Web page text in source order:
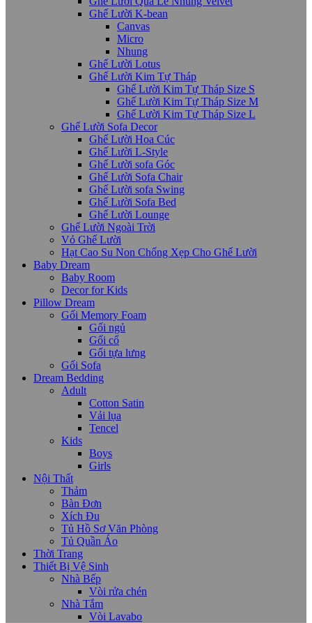
Ghế Lười K-bean
Canvas
Micro
Nhung
Ghế Lười Lotus
Ghế Lười Kim Tự Tháp
Ghế Lười Kim Tự Tháp Size S
Ghế Lười Kim Tự Tháp Size M
Ghế Lười Kim Tự Tháp Size L
Ghế Lười Sofa Decor
Ghế Lười Hoa Cúc
Ghế Lười L-Style
Ghế Lười sofa Góc
Ghế Lười Sofa Chair
Ghế Lười sofa Swing
Ghế Lười Sofa Bed
Ghế Lười Lounge
Ghế Lười Ngoài Trời
Vỏ Ghế Lười
Hạt Cao Su Non Chống Xẹp Cho Ghế Lười
Baby Dream
Baby Room
Decor for Kids
Pillow Dream
Gối Memory Foam
Gối ngủ
Gối cổ
Gối tựa lưng
Gối Sofa
Dream Bedding
Adult
Cotton Satin
Vải lụa
Tencel
Kids
Boys
Girls
Nội Thất
Thảm
Bàn Đơn
Xích Đu
Tủ Hồ Sơ Văn Phòng
Tủ Quần Áo
Thời Trang
Thiết Bị Vệ Sinh
Nhà Bếp
Vòi rửa chén
Nhà Tắm
Vòi Lavabo